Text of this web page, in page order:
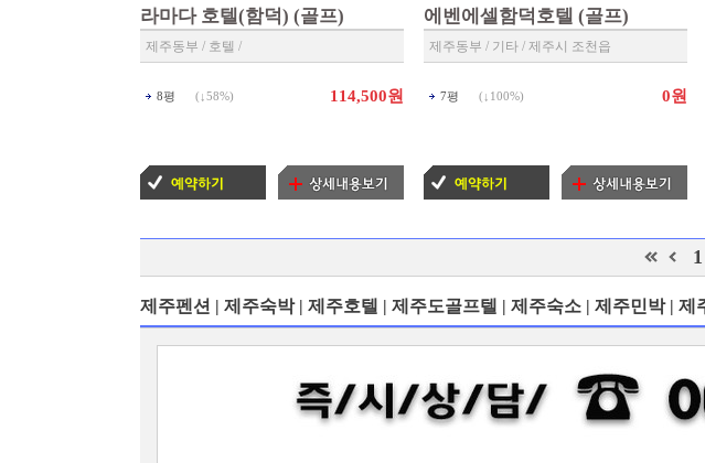
라마다 호텔(함덕) (골프)
제주동부 / 호텔 /
8평 (↓ 58%) 114,500원
에벤에셀함덕호텔 (골프)
제주동부 / 기타 / 제주시 조천읍
7평 (↓ 100%) 0원
1
제주펜션 | 제주숙박 | 제주호텔 | 제주도골프텔 | 제주숙소 | 제주민박 | 제